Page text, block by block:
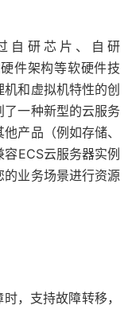
自研芯片、自研
件架构等软硬件技
和虚拟机特性的创
一种新型的云服务
产品（例如存储、
ECS云服务器实例
的业务场景进行资源
，支持故障转移，